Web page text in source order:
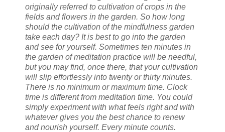
originally referred to cultivation of crops in the
fields and flowers in the garden. So how long
should the cultivation of the mindfulness garden
take each day? It is best to go into the garden
and see for yourself. Sometimes ten minutes in
the garden of meditation practice will be needful,
but you may find, once there, that your cultivation
will slip effortlessly into twenty or thirty minutes.
There is no minimum or maximum time. Clock
time is different from meditation time. You could
simply experiment with what feels right and with
whatever gives you the best chance to renew
and nourish yourself. Every minute counts.